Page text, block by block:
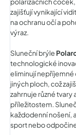
zajišťují vynikající
na ochranu očí a
výraz.
Sluneční brýle
technologické
eliminují nepříjemné
jiných ploch, což
zahrnuje různé tvary
příležitostem.
každodenní nošení,
sport nebo